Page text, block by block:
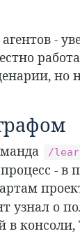
-
но
/
- в
узнал о
консоли,